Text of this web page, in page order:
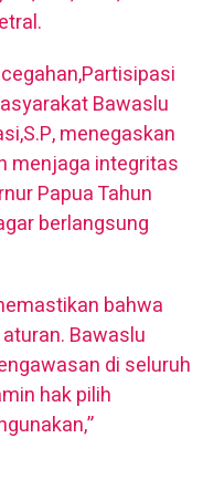
Bawaslu
menegaskan
menjaga integritas
Papua Tahun
berlangsung
bahwa
Bawaslu
di seluruh
hak pilih